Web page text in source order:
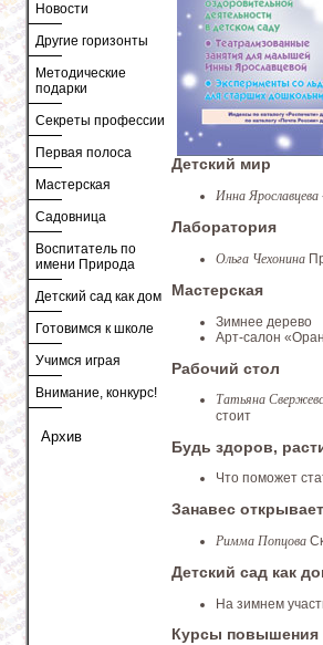
Новости
Другие горизонты
Методические
подарки
Секреты профессии
Первая полоса
Мастерская
Садовница
Воспитатель по
имени Природа
Детский сад как дом
Готовимся к школе
Учимся играя
Внимание, конкурс!
Архив
Детский мир
Инна Ярославцева
Лаборатория
Ольга Чехонина
Мастерская
Зимнее дерево
Арт-салон
Рабочий стол
Татьяна
стоит
Будь здоров,
Что поможет
Занавес
Римма Попцова
Детский сад как
На зимнем
Курсы повышения